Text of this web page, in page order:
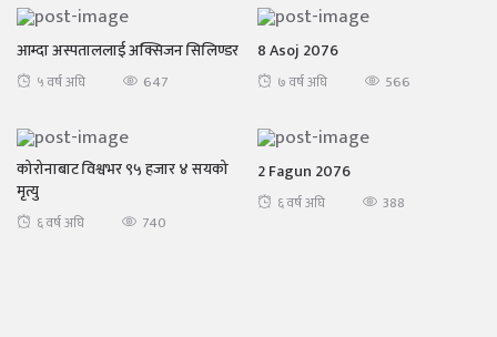
आम्दा अस्पताललाई अक्सिजन सिलिण्डर
५ वर्ष अघि 647
8 Asoj 2076
७ वर्ष अघि 566
कोरोनाबाट विश्वभर ९५ हजार ४ सयको
मृत्यु
६ वर्ष अघि 740
2 Fagun 2076
६ वर्ष अघि 388